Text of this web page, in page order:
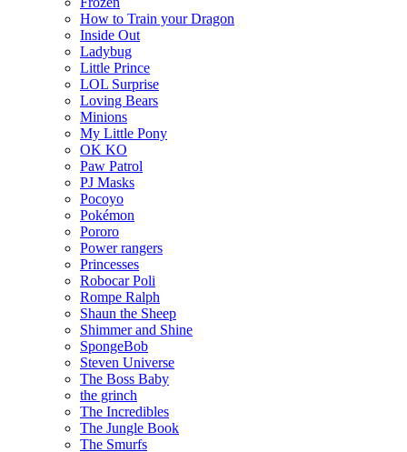
How to Train your Dragon
Inside Out
Ladybug
Little Prince
LOL Surprise
Loving Bears
Minions
My Little Pony
OK KO
Paw Patrol
PJ Masks
Pocoyo
Pokémon
Pororo
Power rangers
Princesses
Robocar Poli
Rompe Ralph
Shaun the Sheep
Shimmer and Shine
SpongeBob
Steven Universe
The Boss Baby
the grinch
The Incredibles
The Jungle Book
The Smurfs